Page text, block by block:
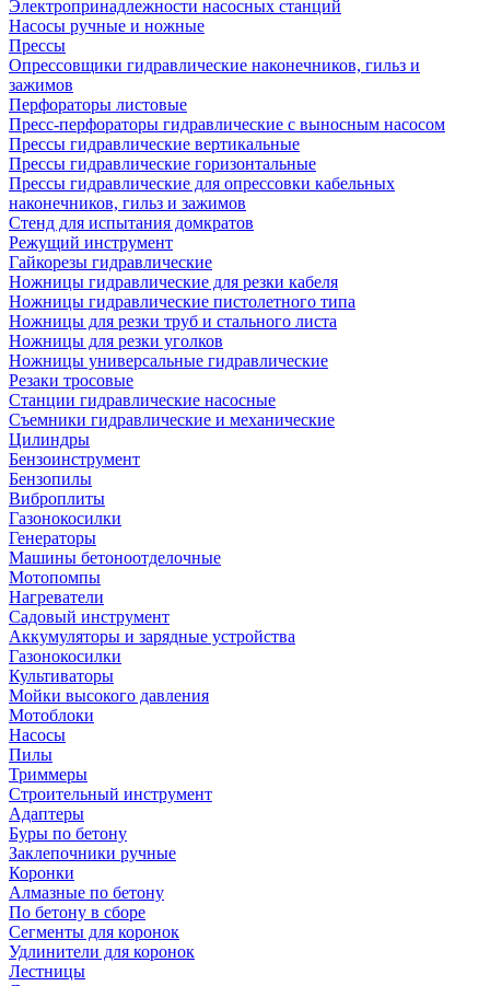
Электропринадлежности насосных станций
Насосы ручные и ножные
Прессы
Опрессовщики гидравлические наконечников, гильз и
зажимов
Перфораторы листовые
Пресс-перфораторы гидравлические с выносным насосом
Прессы гидравлические вертикальные
Прессы гидравлические горизонтальные
Прессы гидравлические для опрессовки кабельных
наконечников, гильз и зажимов
Стенд для испытания домкратов
Режущий инструмент
Гайкорезы гидравлические
Ножницы гидравлические для резки кабеля
Ножницы гидравлические пистолетного типа
Ножницы для резки труб и стального листа
Ножницы для резки уголков
Ножницы универсальные гидравлические
Резаки тросовые
Станции гидравлические насосные
Съемники гидравлические и механические
Цилиндры
Бензоинструмент
Бензопилы
Виброплиты
Газонокосилки
Генераторы
Машины бетоноотделочные
Мотопомпы
Нагреватели
Садовый инструмент
Аккумуляторы и зарядные устройства
Газонокосилки
Культиваторы
Мойки высокого давления
Мотоблоки
Насосы
Пилы
Триммеры
Строительный инструмент
Адаптеры
Буры по бетону
Заклепочники ручные
Коронки
Алмазные по бетону
По бетону в сборе
Сегменты для коронок
Удлинители для коронок
Лестницы